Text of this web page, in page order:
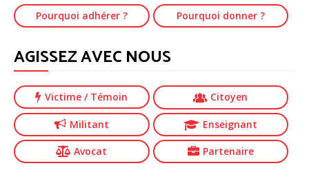
Pourquoi adhérer ? Pourquoi donner ?
AGISSEZ AVEC NOUS
Victime/ Témoin Citoyen
Militant Enseignant
Avocat Partenaire